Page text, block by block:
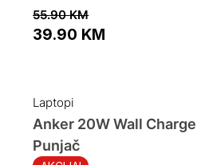
55.90KM
was:
55.90 KM.
39.90 KM
is:
39.90 KM.
Laptopi
Anker 20W Wall
Punjač